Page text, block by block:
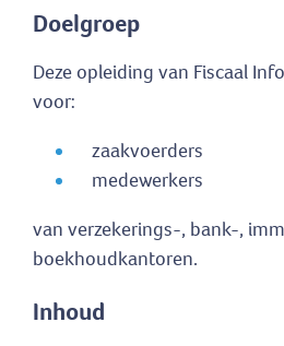
Doelgroep
Deze opleiding van Fiscaal
voor:
zaakvoerders
medewerkers
van verzekerings-, bank-,
boekhoudkantoren.
Inhoud